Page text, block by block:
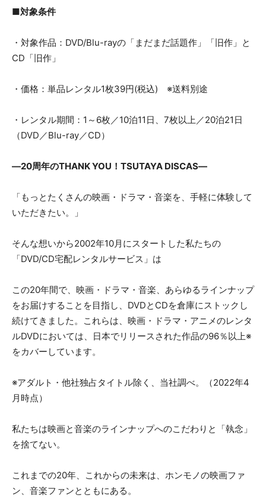
■対象条件
・対象作品：DVD/Blu-rayの「まだまだ話題作」「旧作」と
CD「旧作」
・価格：単品レンタル1枚39円(税込) ※送料別途
・レンタル期間：1～6枚／10泊11日、7枚以上／20泊21日
（DVD／Blu-ray／CD）
―20周年のTHANK YOU！TSUTAYA DISCAS―
「もっとたくさんの映画・ドラマ・音楽を、手軽に体験して
いただきたい。」
そんな想いから2002年10月にスタートした私たちの
「DVD/CD宅配レンタルサービス」は
この20年間で、映画・ドラマ・音楽、あらゆるラインナップ
をお届けすることを目指し、DVDとCDを倉庫にストックし
続けてきました。これらは、映画・ドラマ・アニメのレンタ
ルDVDにおいては、日本でリリースされた作品の96％以上※
をカバーしています。
※アダルト・他社独占タイトル除く、当社調べ。（2022年4
月時点）
私たちは映画と音楽のラインナップへのこだわりと「執念」
を捨てない。
これまでの20年、これからの未来は、ホンモノの映画ファ
ン、音楽ファンとともにある。